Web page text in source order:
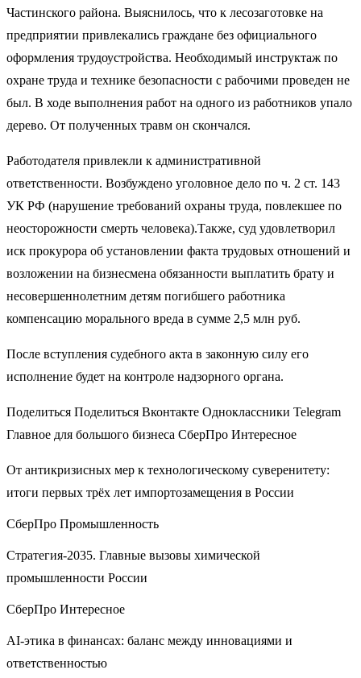
Частинского района. Выяснилось, что к лесозаготовке на
предприятии привлекались граждане без официального
оформления трудоустройства. Необходимый инструктаж по
охране труда и технике безопасности с рабочими проведен не
был. В ходе выполнения работ на одного из работников упало
дерево. От полученных травм он скончался.
Работодателя привлекли к административной
ответственности. Возбуждено уголовное дело по ч. 2 ст. 143
УК РФ (нарушение требований охраны труда, повлекшее по
неосторожности смерть человека).Также, суд удовлетворил
иск прокурора об установлении факта трудовых отношений и
возложении на бизнесмена обязанности выплатить брату и
несовершеннолетним детям погибшего работника
компенсацию морального вреда в сумме 2,5 млн руб.
После вступления судебного акта в законную силу его
исполнение будет на контроле надзорного органа.
Поделиться Поделиться Вконтакте Одноклассники Telegram
Главное для большого бизнеса СберПро Интересное
От антикризисных мер к технологическому суверенитету:
итоги первых трёх лет импортозамещения в России
СберПро Промышленность
Стратегия-2035. Главные вызовы химической
промышленности России
СберПро Интересное
AI-этика в финансах: баланс между инновациями и
ответственностью